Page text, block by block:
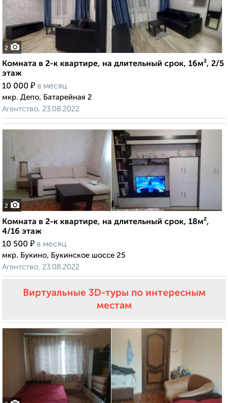
2
Комната в 2-к квартире, на длительный срок, 16м², 2/5
этаж
10 000 ₽ в месяц
мкр. Депо, Батарейная 2
Агентство, 23.08.2022
2
Комната в 2-к квартире, на длительный срок, 18м²,
4/16 этаж
10 500 ₽ в месяц
мкр. Букино, Букинское шоссе 25
Агентство, 23.08.2022
Виртуальные 3D-туры по интересным
местам